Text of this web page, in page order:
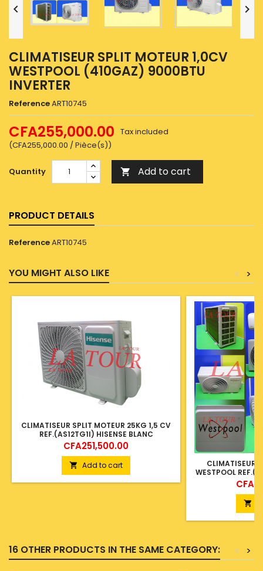
 
CLIMATISEUR SPLIT MOTEUR 1,0CV
WESTPOOL (410GAZ) 9000BTU
INVERTER
ReferenceART10745
CFA255,000.00
(CFA255,000.00 / Pièce(s))
Tax included
Quantity  Add to cart
PRODUCT DETAILS
ReferenceART10745
YOU MIGHT ALSO LIKE >
<
CLIMATISEUR SPLIT MOTEUR 25KG 1,5 CV
REF.(AS12TG1I) HISENSE BLANC
Price
CFA251,500.00
 Add to cart
CLIMATISEUR
WESTPOOL
Price

16 OTHER PRODUCTS IN THE SAME CATEGORY: >
<